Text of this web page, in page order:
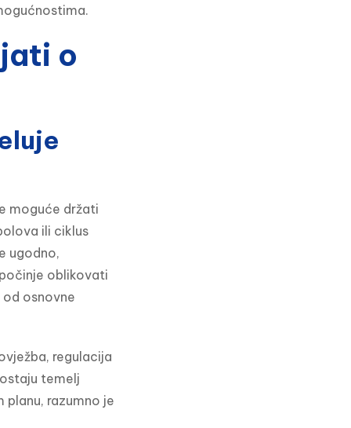
o
moguće držati
ili ciklus
ugodno,
oblikovati
osnovne
regulacija
temelj
razumno je